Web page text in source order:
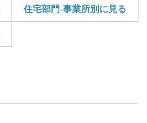
住宅部門-事業所別に見る